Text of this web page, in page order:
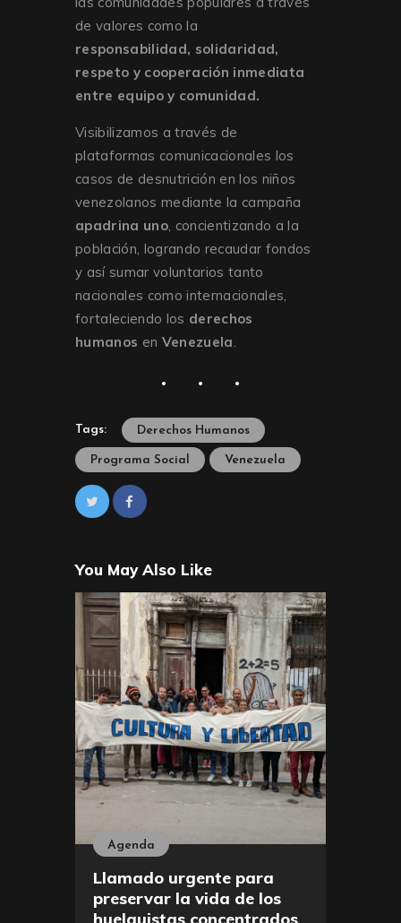
de valores como la
responsabilidad, solidaridad,
respeto y cooperación inmediata
entre equipo y comunidad.
Visibilizamos a través de
plataformas comunicacionales los
casos de desnutrición en los niños
venezolanos mediante la campaña
apadrina uno, concientizando a la
población, logrando recaudar fondos
y así sumar voluntarios tanto
nacionales como internacionales,
fortaleciendo los derechos
humanos en Venezuela.
Tags: Derechos Humanos
Programa Social Venezuela
You May Also Like
Agenda
Llamado urgente para
preservar la vida de los
huelguistas concentrados